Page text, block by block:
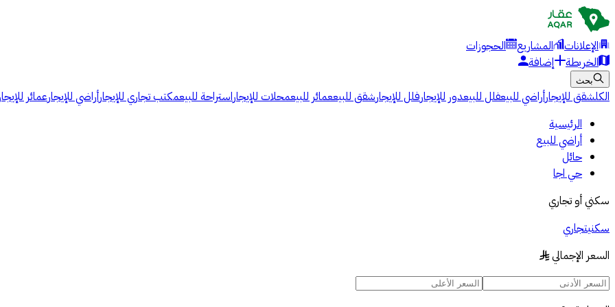
الإعلانات المشاريع
الحجوزات
الخريطة
إضافة
بحث
الكلشقق للإيجارأراضي للبيعفلل للبيعدور للإيجارفلل للإيجارشقق للبيععمائر للبيعمحلات للإيجاراستراحة للبيعمكتب تجاري للإيجارأراضي للإيجارعمائر للإيجار
الرئيسية
أراضي للبيع
حائل
حي اجا
سكني أو تجاري
سكنيتجاري
السعر الإجمالي §